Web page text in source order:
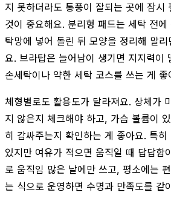
지 못하더라도 통풍이 잘되는 곳에 잠시
것이 중요해요. 분리형 패드는 세탁 전
탁망에 넣어 돌린 뒤 모양을 정리해 말
요. 브라탑은 늘어남이 생기면 지지력이
손세탁이나 약한 세탁 코스를 쓰는 게 좋
체형별로도 활용도가 달라져요. 상체가
지 않은지 체크해야 하고, 가슴 볼륨이
히 감싸주는지 확인하는 게 좋아요. 특히
있지만 여유가 적으면 움직일 때 답답함
로 움직임 많은 날에만 쓰고, 평소에는
는 식으로 운영하면 수명과 만족도를 같